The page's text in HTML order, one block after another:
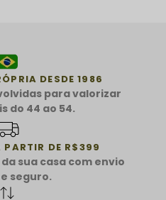
DESDE 1986
para valorizar
do 44 ao 54.
PARTIR DE R$399
sua casa com envio
seguro.